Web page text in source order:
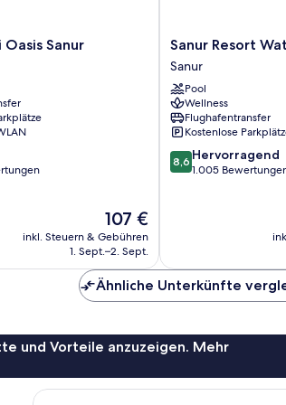
Oasis Sanur
Der
Preis
beträgt
107 €
inkl. Steuern & Gebühren
1. Sept.–2. Sept.
Sanur
Resort
Watujimbar
Sanur
Sanur Resort
Sanur
Pool
Wellness
Flughafentransfer
Kostenlose
8.6
von
8,6 Hervorragend
1.005
Ähnliche Unterkünfte
und Vorteile anzuzeigen. Mehr